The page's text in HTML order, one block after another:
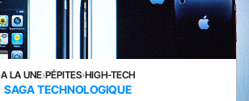
A LA UNE›PÉPITES›HIGH-TECH
SAGA TECHNOLOGIQUE